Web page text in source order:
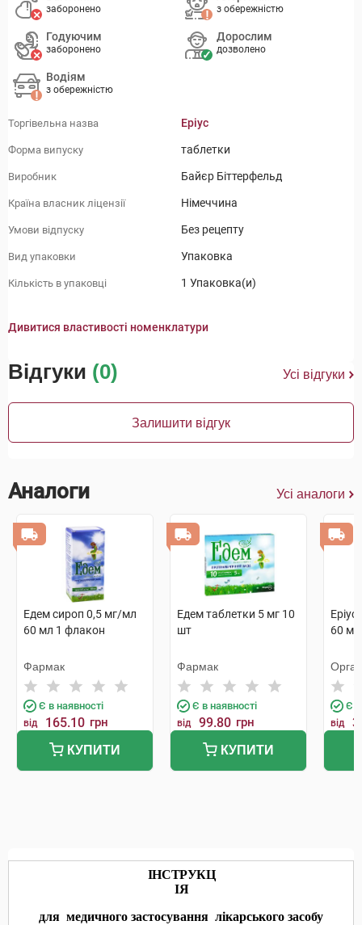
заборонено з обережністю
Годуючим
заборонено
Дорослим
дозволено
Водіям
з обережністю
Торгівельна назва Еріус
Форма випуску таблетки
Виробник Байєр Біттерфельд
Країна власник ліцензії Німеччина
Умови відпуску Без рецепту
Вид упаковки Упаковка
Кількість в упаковці 1 Упаковка(и)
Дивитися властивості номенклатури
Відгуки (0) Усі відгуки
Залишити відгук
Аналоги Усі аналоги
Едем сироп 0,5 мг/мл
60 мл 1 флакон
Фармак
Є в наявності
від 165.10 грн
КУПИТИ
Едем таблетки 5 мг 10
шт
Фармак
Є в наявності
від 99.80 грн
КУПИТИ
60
Є в
від